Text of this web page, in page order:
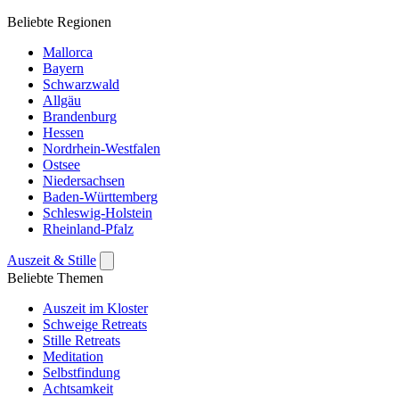
Beliebte Regionen
Mallorca
Bayern
Schwarzwald
Allgäu
Brandenburg
Hessen
Nordrhein-Westfalen
Ostsee
Niedersachsen
Baden-Württemberg
Schleswig-Holstein
Rheinland-Pfalz
Auszeit & Stille
Beliebte Themen
Auszeit im Kloster
Schweige Retreats
Stille Retreats
Meditation
Selbstfindung
Achtsamkeit